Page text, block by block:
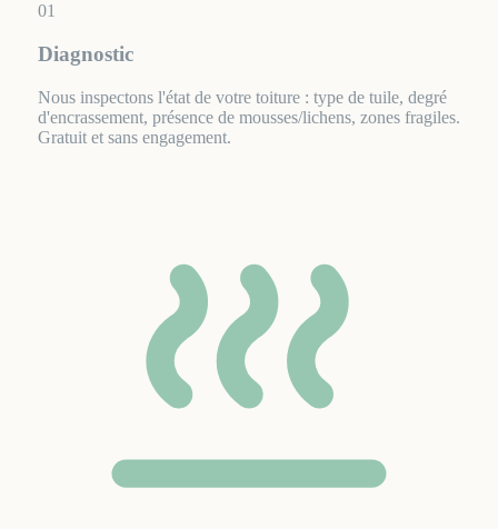
01
Diagnostic
Nous inspectons l'état de votre toiture : type de tuile, degré
d'encrassement, présence de mousses/lichens, zones fragiles.
Gratuit et sans engagement.